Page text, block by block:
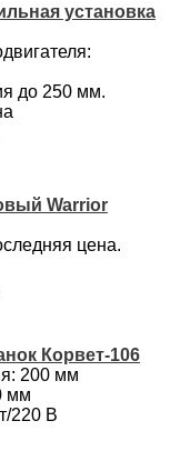
установка
до 250 мм.
Warrior
цена.
Корвет-106
200 мм
мм
220 В